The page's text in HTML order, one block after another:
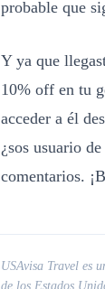
probable que
Y ya que
10% off en tu
acceder a él
¿sos usuario
comentarios.
USAvisa Travel es
de los Estados